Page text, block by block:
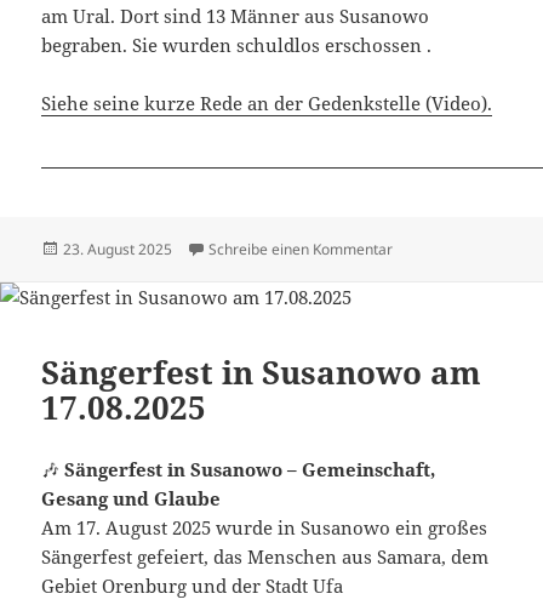
am Ural. Dort sind 13 Männer aus Susanowo
begraben. Sie wurden schuldlos erschossen .
Siehe seine kurze Rede an der Gedenkstelle (Video).
Veröffentlicht
23. August 2025 Schreibe einen Kommentarzu Dimitri Mannikow
Sängerfest in Susanowo am
17.08.2025
🎶Sängerfest in Susanowo – Gemeinschaft,
Gesang und Glaube
Am 17. August 2025 wurde in Susanowo ein großes
Sängerfest gefeiert, das Menschen aus Samara, dem
Gebiet Orenburg und der Stadt Ufa